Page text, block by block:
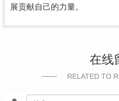
展贡献自己的力量。
在线
RELATED TO